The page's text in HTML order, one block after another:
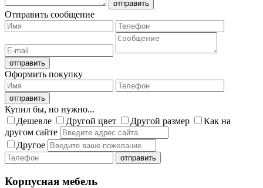
Отправить сообщение
Оформить покупку
Купил бы, но нужно...
Дешевле
Другой цвет Другой размер
Как на
другом сайте
Другое
Корпусная мебель